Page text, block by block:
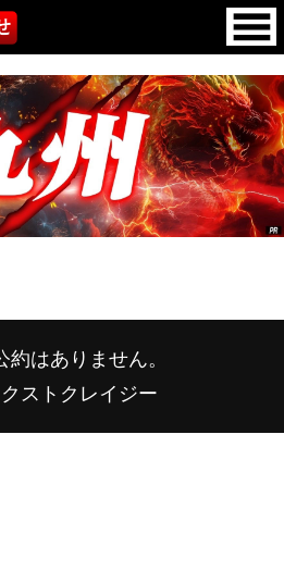
約はありません。
ストクレイジー